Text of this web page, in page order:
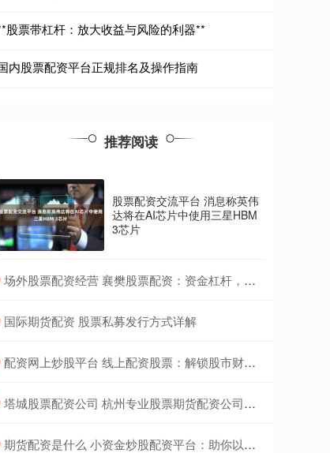
股票带杠杆：放大收益与风险的利器**
内股票配资平台正规排名及操作指南
推荐阅读
股票配资交流平台 消息称英伟
达将在AI芯片中使用三星HBM
3芯片
​场外股票配资经营 襄樊股票配资：资金杠杆，投资新选择
​国际期货配资 股票私募发行方式详解
​配资网上炒股平台 线上配资股票：解锁股市财富密码
​塔城股票配资公司 杭州专业股票期货配资公司，助力投资稳健获利
​期货配资是什么 小资金炒股配资平台：助你以小博大，开启财富之路